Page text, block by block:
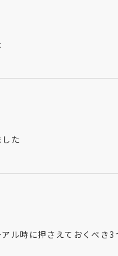
た
ル時に押さえておくべき